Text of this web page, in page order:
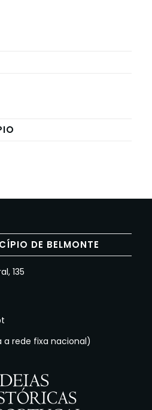
DE BELMONTE
135
rede fixa nacional)